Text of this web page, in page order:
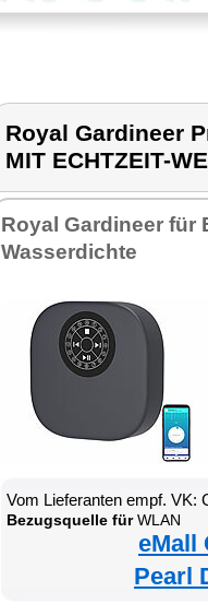
Royal Gardineer
MIT ECHTZEIT-
Royal Gardineer für
Wasserdichte
Vom Lieferanten empf. VK:
Bezugsquelle fürWLAN
eMall
Pearl